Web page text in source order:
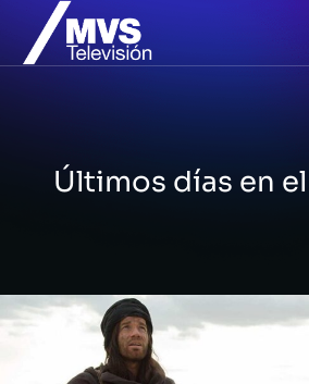
Últimos días en